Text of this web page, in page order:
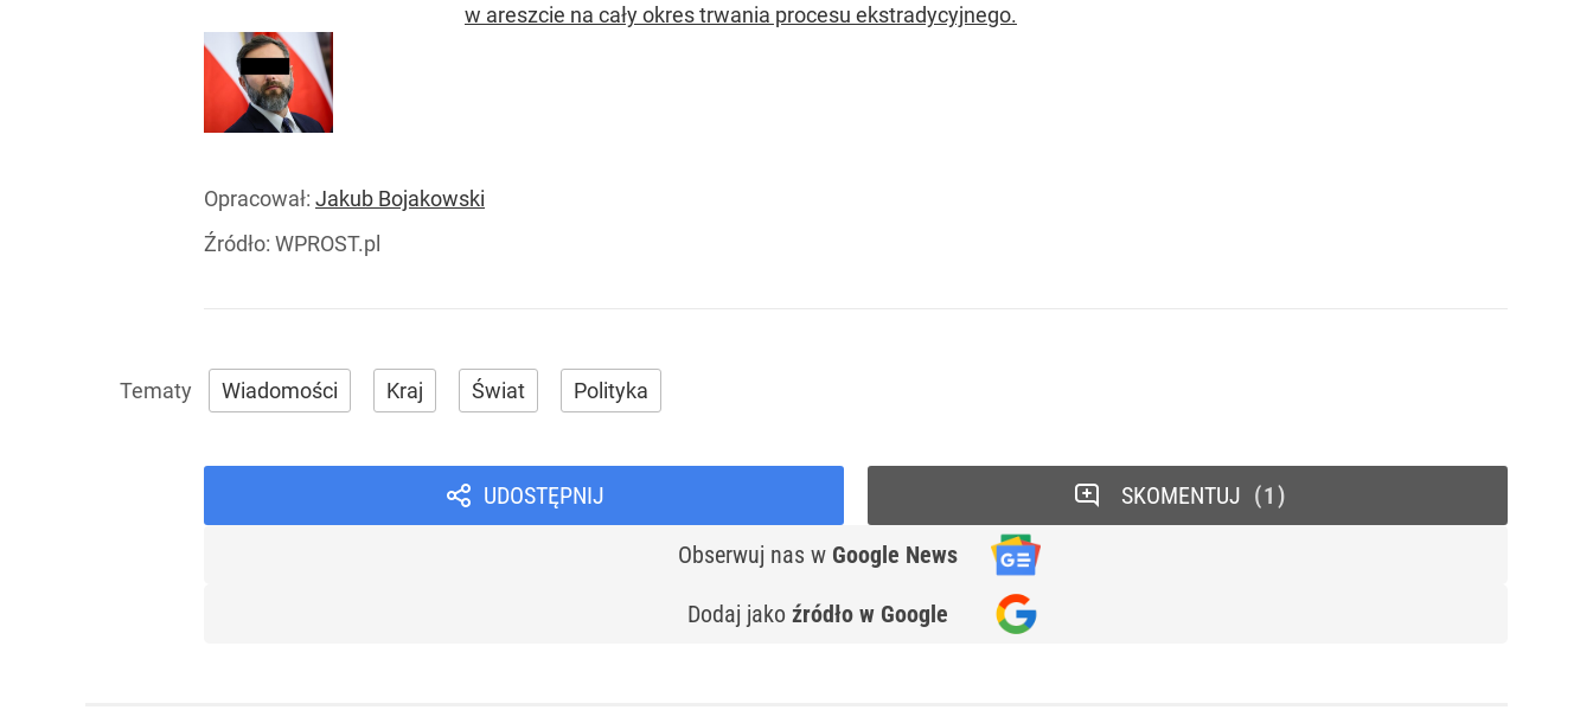
w areszcie na cały okres trwania procesu ekstradycyjnego.
Opracował: Jakub Bojakowski
Źródło: WPROST.pl
Wiadomości Kraj Świat Polityka
UDOSTĘPNIJ
Obserwuj nas w Google News
Dodaj jako źródło w Google
SKOMENTUJ 1